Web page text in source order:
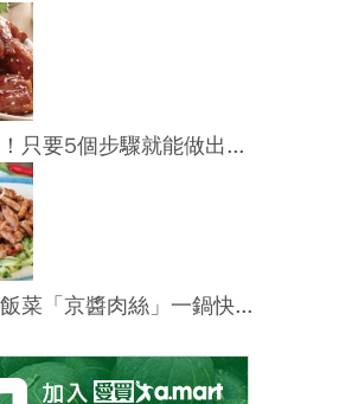
只要5個步驟就能做出...
菜「京醬肉絲」一鍋快...